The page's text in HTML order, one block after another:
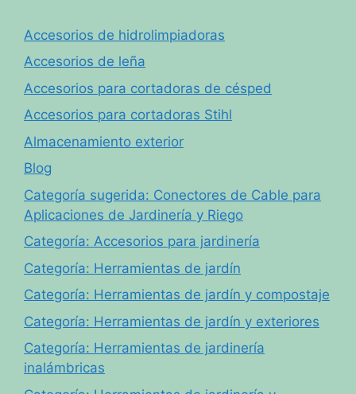
Accesorios de hidrolimpiadoras
Accesorios de leña
Accesorios para cortadoras de césped
Accesorios para cortadoras Stihl
Almacenamiento exterior
Blog
Categoría sugerida: Conectores de Cable para
Aplicaciones de Jardinería y Riego
Categoría: Accesorios para jardinería
Categoría: Herramientas de jardín
Categoría: Herramientas de jardín y compostaje
Categoría: Herramientas de jardín y exteriores
Categoría: Herramientas de jardinería
inalámbricas